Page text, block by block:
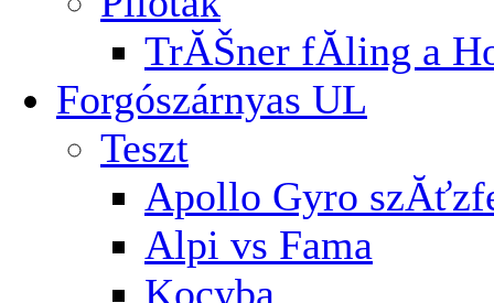
TrĂŠner fĂ­ling a
Forgószárnyas UL
Teszt
Apollo Gyro
Alpi vs Fama
Kocyba